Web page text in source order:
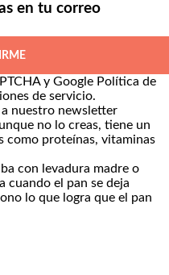
en tu correo
y Google Política de
de servicio.
a nuestro newsletter
no lo creas, tiene un
como proteínas, vitaminas
con levadura madre o
cuando el pan se deja
lo que logra que el pan